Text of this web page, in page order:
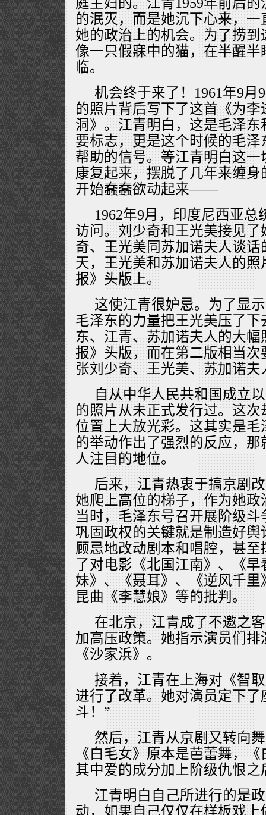
的泯灭，而是她沉下心来，
她的政治上的机会。为了捞
像一只假寐中的猫，在半醒
临。
机会终于来了！1961年9月
的照片背后写下了这首《为
洞》。江青明白，这是毛泽
要标志，更是这个时候的毛
帮助的信号。等江青明白这
康复起来，摆脱了几年来缠
开始蠢蠢欲动起来——
1962年9月，印度尼西亚
访问。刘少奇和王光美接见了
奇、王光美同苏加诺夫人谈
天，王光美和苏加诺夫人的
报》头版上。
这使江青很妒忌。为了显
毛泽东的力量把王光美压了
东、江青、苏加诺夫人的大
报》头版，而在第二版相当
张刘少奇、王光美、苏加诺
自从中华人民共和国成立
的照片从未正式发行过。这
位置上大放光彩。这其实是
的举动作出了强烈的反应，
人注目的地位。
后来，江青热衷于搞京剧
她爬上高位的梯子，作为她
当时，毛泽东号召开展阶级
巩固政权的关键就是制造好
顾忌地改动剧本和唱腔，甚
了对电影《北国江南》、《
妹》、《聂耳》、《逆风千
昆曲《李慧娘》等的批判。
在北京，江青成了不邀之
加高压政策。她指示演员们
《沙家浜》。
接着，江青在上海对《智
进行了改革。她对演员定下了
斗！”
然后，江青从京剧又转向
《白毛女》原本是芭蕾舞，
其中爱的成分加上阶级仇恨
江青明白自己所进行的是
动，如果自己仅仅在样板戏